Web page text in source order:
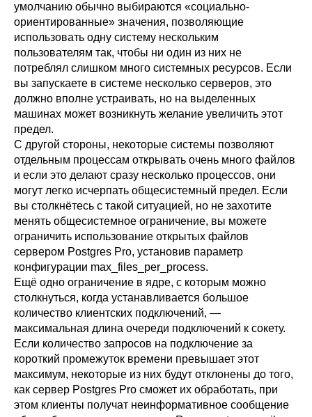
умолчанию обычно выбираются «социально-
ориентированные» значения, позволяющие
использовать одну систему нескольким
пользователям так, чтобы ни один из них не
потреблял слишком много системных ресурсов. Если
вы запускаете в системе несколько серверов, это
должно вполне устраивать, но на выделенных
машинах может возникнуть желание увеличить этот
предел.
С другой стороны, некоторые системы позволяют
отдельным процессам открывать очень много файлов
и если это делают сразу несколько процессов, они
могут легко исчерпать общесистемный предел. Если
вы столкнётесь с такой ситуацией, но не захотите
менять общесистемное ограничение, вы можете
ограничить использование открытых файлов
сервером Postgres Pro, установив параметр
конфигурации max_files_per_process.
Ещё одно ограничение в ядре, с которым можно
столкнуться, когда устанавливается большое
количество клиентских подключений, —
максимальная длина очереди подключений к сокету.
Если количество запросов на подключение за
короткий промежуток времени превышает этот
максимум, некоторые из них будут отклонены до того,
как сервер Postgres Pro сможет их обработать, при
этом клиенты получат неинформативное сообщение